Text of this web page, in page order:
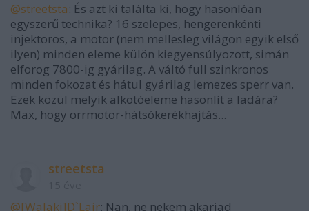
@streetsta: És azt ki találta ki, hogy hasonlóan
egyszerű technika? 16 szelepes, hengerenkénti
injektoros, a motor (nem mellesleg világon egyik első
ilyen) minden eleme külön kiegyensúlyozott, simán
elforog 7800-ig gyárilag. A váltó full szinkronos
minden fokozat és hátul gyárilag lemezes sperr van.
Ezek közül melyik alkotóeleme hasonlít a ladára?
Max, hogy orrmotor-hátsókerékhajtás...
streetsta
@[Walaki]D`Lair: Nan, ne nekem akarjad